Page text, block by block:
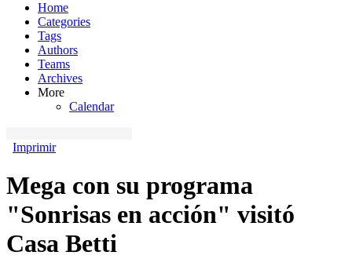
Home
Categories
Tags
Authors
Teams
Archives
More
Calendar
Imprimir
Mega con su programa
"Sonrisas en acción" visitó
Casa Betti